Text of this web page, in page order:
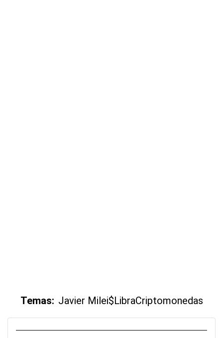
Temas: Javier Milei$LibraCriptomonedas